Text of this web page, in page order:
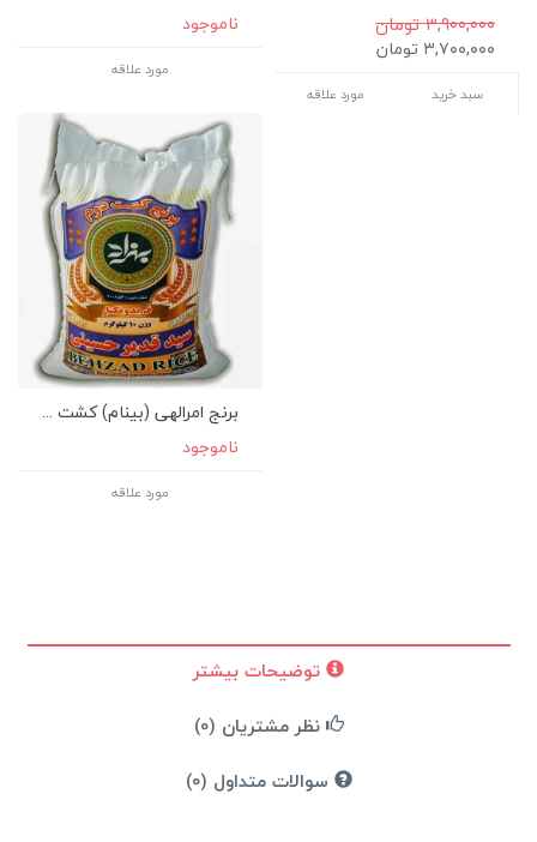
۳,۹۰۰,۰۰۰ تومان
۳,۷۰۰,۰۰۰ تومان
سبد خرید مورد علاقه
ناموجود
مورد علاقه
برنج امرالهی (بینام) کشت ...
ناموجود
مورد علاقه
توضیحات بیشتر
نظر مشتریان (0)
سوالات متداول (0)